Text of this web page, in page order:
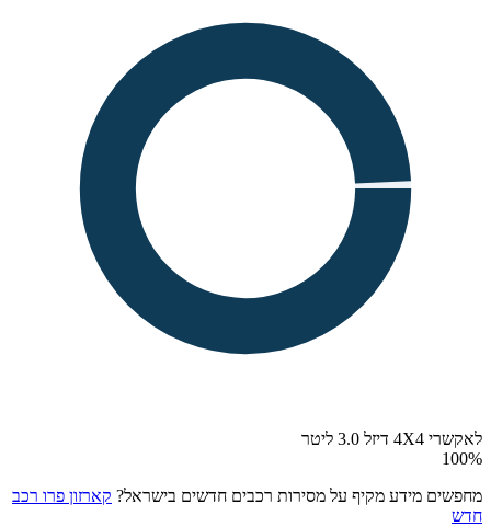
לאקשרי 4X4 דיזל 3.0 ליטר
100%
מחפשים מידע מקיף על מסירות רכבים חדשים בישראל? קארזון פרו רכב
חדש